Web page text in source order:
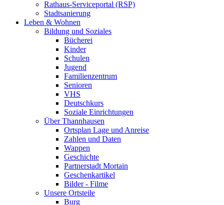
Rathaus-Serviceportal (RSP)
Stadtsanierung
Leben & Wohnen
Bildung und Soziales
Bücherei
Kinder
Schulen
Jugend
Familienzentrum
Senioren
VHS
Deutschkurs
Soziale Einrichtungen
Über Thannhausen
Ortsplan Lage und Anreise
Zahlen und Daten
Wappen
Geschichte
Partnerstadt Mortain
Geschenkartikel
Bilder - Filme
Unsere Ortsteile
Burg